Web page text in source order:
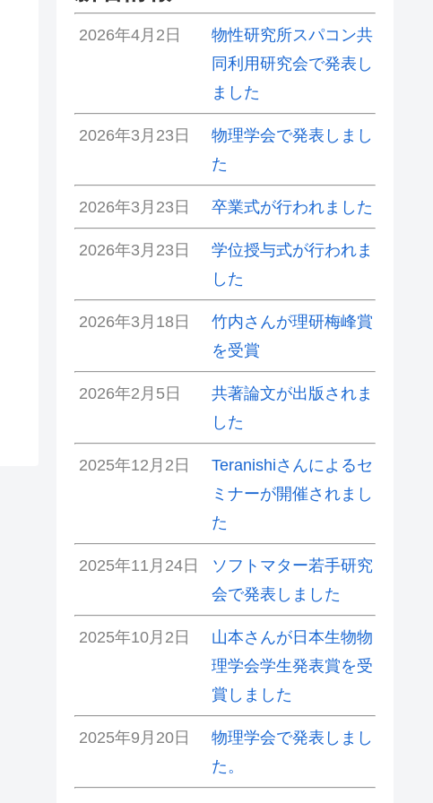
2026年4月2日
物性研究所スパコン共
同利用研究会で発表し
ました
2026年3月23日
物理学会で発表しまし
た
2026年3月23日 卒業式が行われました
2026年3月23日
学位授与式が行われま
した
2026年3月18日
竹内さんが理研梅峰賞
を受賞
2026年2月5日
共著論文が出版されま
した
2025年12月2日
Teranishiさんによるセ
ミナーが開催されまし
た
2025年11月24日
ソフトマター若手研究
会で発表しました
2025年10月2日
山本さんが日本生物物
理学会学生発表賞を受
賞しました
2025年9月20日
物理学会で発表しまし
た。